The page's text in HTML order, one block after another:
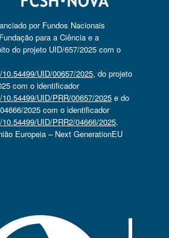
por Fundos Nacionais
para a Ciência e a
do projeto UID/657/2025 com o
UID/00657/2025, do projeto
com o identificador
UID/PRR/00657/2025e do
2025 com o identificador
UID/PRR2/04666/2025.
Europeia – Next GenerationEU